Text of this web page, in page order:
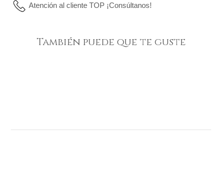
Atención al cliente TOP ¡Consúltanos!
También puede que te guste